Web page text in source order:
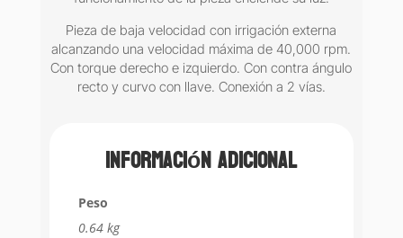
Pieza de baja velocidad con irrigación externa
alcanzando una velocidad máxima de 40,000 rpm.
Con torque derecho e izquierdo. Con contra ángulo
recto y curvo con llave. Conexión a 2 vías.
Información adicional
Peso
0.64 kg